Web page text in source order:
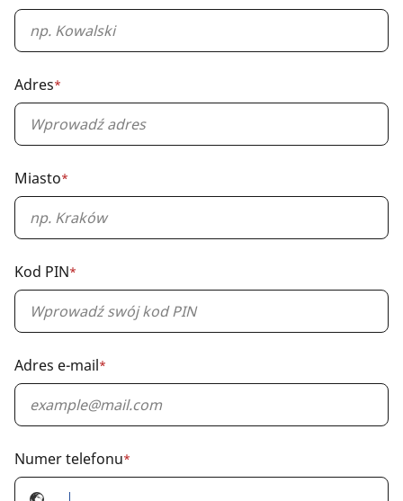
field
Adres*
Required
field
Miasto*
Required
field
Kod PIN*
Required
field
Adres e-mail*
Required
field
Numer telefonu*
Required
field